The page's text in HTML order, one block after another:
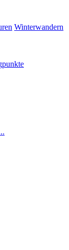
Winterwandern